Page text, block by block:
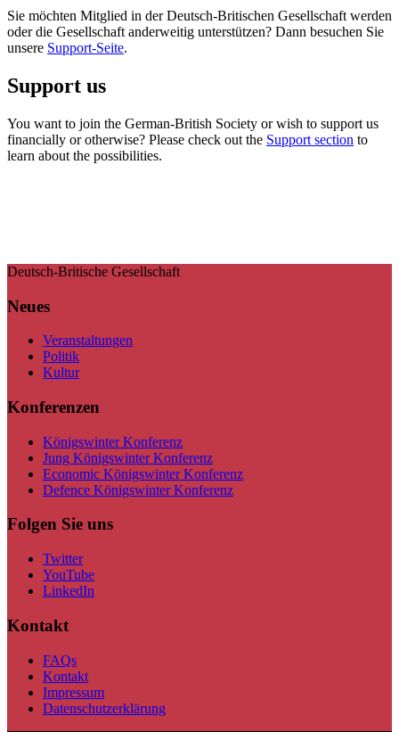
Sie möchten Mitglied in der Deutsch-Britischen Gesellschaft werden
oder die Gesellschaft anderweitig unterstützen? Dann besuchen Sie
unsere Support-Seite.
Support us
You want to join the German-British Society or wish to support us
financially or otherwise? Please check out the Support section to
learn about the possibilities.
Deutsch-Britische Gesellschaft
Neues
Veranstaltungen
Politik
Kultur
Konferenzen
Königswinter Konferenz
Jung Königswinter Konferenz
Economic Königswinter Konferenz
Defence Königswinter Konferenz
Folgen Sie uns
Twitter
YouTube
LinkedIn
Kontakt
FAQs
Kontakt
Impressum
Datenschutzerklärung